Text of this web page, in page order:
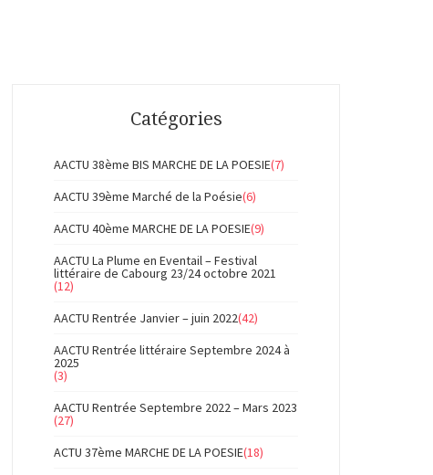
Catégories
AACTU 38ème BIS MARCHE DE LA POESIE(7)
AACTU 39ème Marché de la Poésie(6)
AACTU 40ème MARCHE DE LA POESIE(9)
AACTU La Plume en Eventail – Festival
littéraire de Cabourg 23/24 octobre 2021
(12)
AACTU Rentrée Janvier – juin 2022(42)
AACTU Rentrée littéraire Septembre 2024 à
2025
(3)
AACTU Rentrée Septembre 2022 – Mars 2023
(27)
ACTU 37ème MARCHE DE LA POESIE(18)